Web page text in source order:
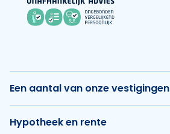
Een aantal van onze vestigingen
Hypotheek en rente